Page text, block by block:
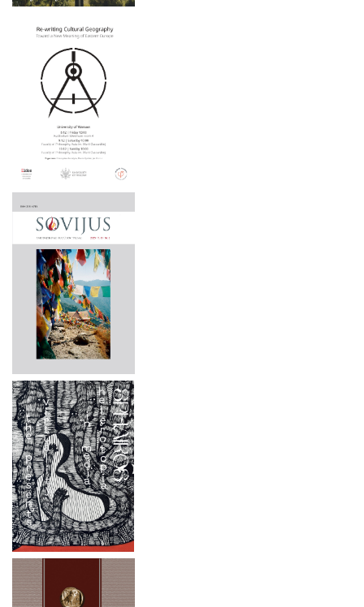
2025 m. gegužės 15–16 d.
2025 m. gegužės 6 d.
2025 m. balandžio 3 d.
2025 m. balandžio 1 – birželio 30 d.
2024 m. lapkričio 21–22 d.
2024 m. lapkričio 9 d.
2024 m. lapkričio 7-8 d.
2024 m. spalio 2 – 3 d.
2024 m. rugsėjo 26 d.
2024 m. liepos mėn. 1–4 d.
2024 m. rugsėjo 20 d.
2024 m. birželio 19 d.
2024 m. gegužės 16-17 d.